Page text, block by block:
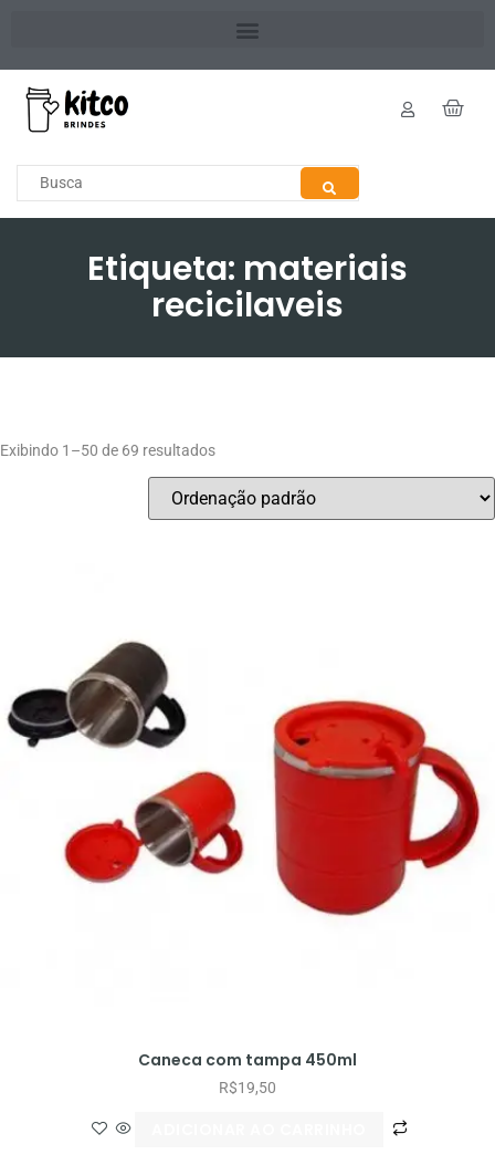
Etiqueta: materiais
recicilaveis
Exibindo 1–50 de 69 resultados
Caneca com tampa 450ml
R$19,50